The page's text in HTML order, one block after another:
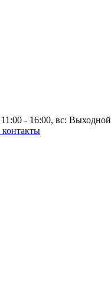
- 16:00, вс: Выходной